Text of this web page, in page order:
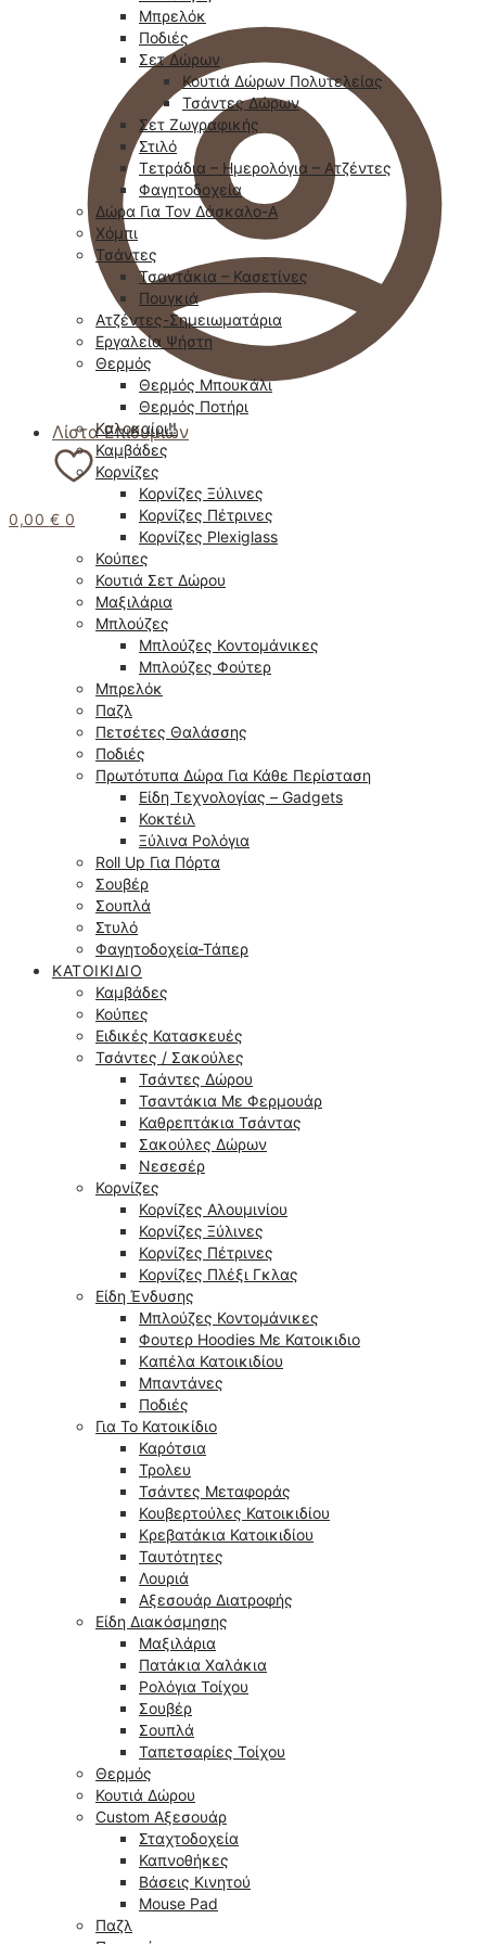
Λίστα Επιθυμιών
0,00 € 0
Μπρελόκ
Ποδιές
Σετ Δώρων
Κουτιά Δώρων Πολυτελείας
Τσάντες Δώρων
Σετ Ζωγραφικής
Στιλό
Τετράδια – Ημερολόγια – Ατζέντες
Φαγητοδοχεία
Δώρα Για Τον Δάσκαλο-Α
Χόμπι
Τσάντες
Τσαντάκια – Κασετίνες
Πουγκιά
Ατζέντες-Σημειωματάρια
Εργαλεία Ψήστη
Θερμός
Θερμός Μπουκάλι
Θερμός Ποτήρι
Καλοκαίρι!!
Καμβάδες
Κορνίζες
Κορνίζες Ξύλινες
Κορνίζες Πέτρινες
Κορνίζες Plexiglass
Κούπες
Κουτιά Σετ Δώρου
Μαξιλάρια
Μπλούζες
Μπλούζες Κοντομάνικες
Μπλούζες Φούτερ
Μπρελόκ
Παζλ
Πετσέτες Θαλάσσης
Ποδιές
Πρωτότυπα Δώρα Για Κάθε Περίσταση
Είδη Τεχνολογίας – Gadgets
Κοκτέιλ
Ξύλινα Ρολόγια
Roll Up Για Πόρτα
Σουβέρ
Σουπλά
Στυλό
Φαγητοδοχεία-Τάπερ
ΚΑΤΟΙΚΊΔΙΟ
Καμβάδες
Κούπες
Ειδικές Κατασκευές
Τσάντες / Σακούλες
Τσάντες Δώρου
Τσαντάκια Με Φερμουάρ
Καθρεπτάκια Τσάντας
Σακούλες Δώρων
Νεσεσέρ
Κορνίζες
Κορνίζες Αλουμινίου
Κορνίζες Ξύλινες
Κορνίζες Πέτρινες
Κορνίζες Πλέξι Γκλας
Είδη Ένδυσης
Μπλούζες Κοντομάνικες
Φουτερ Hoodies Με Κατοικιδιο
Kαπέλα Κατοικιδίου
Μπαντάνες
Ποδιές
Για Το Κατοικίδιο
Καρότσια
Τρολευ
Τσάντες Μεταφοράς
Κουβερτούλες Κατοικιδίου
Κρεβατάκια Κατοικιδίου
Ταυτότητες
Λουριά
Αξεσουάρ Διατροφής
Είδη Διακόσμησης
Μαξιλάρια
Πατάκια Χαλάκια
Ρολόγια Τοίχου
Σουβέρ
Σουπλά
Ταπετσαρίες Τοίχου
Θερμός
Κουτιά Δώρου
Custom Αξεσουάρ
Σταχτοδοχεία
Καπνοθήκες
Βάσεις Κινητού
Mouse Pad
Παζλ